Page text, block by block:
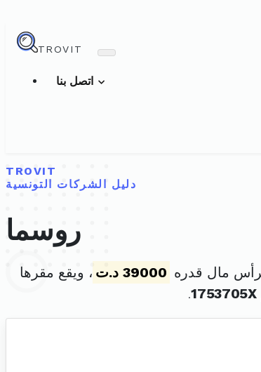
TROVIT
TROVIT
دليل الشركات التونسية
روسما
39000 د.ت
، ويقع مقرها
1753705X
.